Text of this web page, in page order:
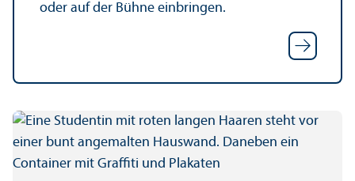
oder auf der Bühne einbringen.